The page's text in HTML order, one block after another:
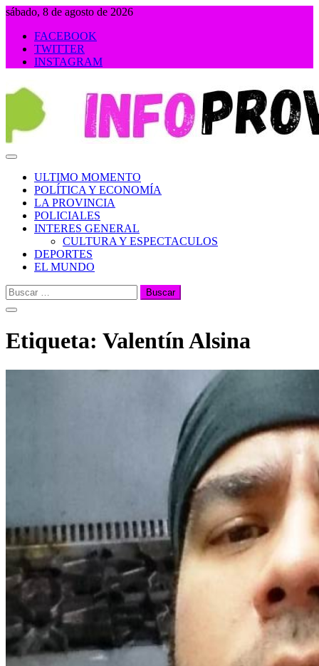
Saltar
contenido
sábado, 8 de agosto de 2026
FACEBOOK
TWITTER
INSTAGRAM
ULTIMO MOMENTO
POLÍTICA Y ECONOMÍA
LA PROVINCIA
POLICIALES
INTERES GENERAL
CULTURA Y ESPECTACULOS
DEPORTES
EL MUNDO
Buscar:
Etiqueta: Valentín Alsina